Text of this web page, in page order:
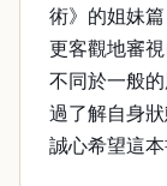
術》的姐妹
更客觀地審視
不同於一般
過了解自身
誠心希望這